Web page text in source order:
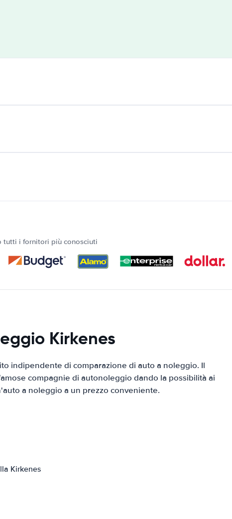
tutti i fornitori più conosciuti
Kirkenes
indipendente di comparazione di auto a noleggio. Il
compagnie di autonoleggio dando la possibilità ai
a noleggio a un prezzo conveniente.
Kirkenes